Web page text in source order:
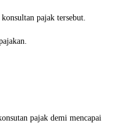
pajak tersebut.
pajak demi mencapai